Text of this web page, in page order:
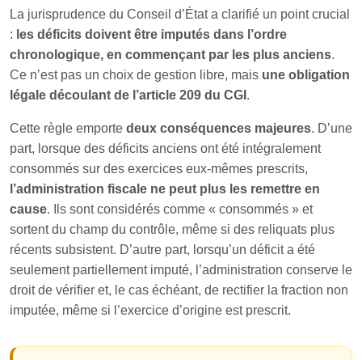
La jurisprudence du Conseil d’État a clarifié un point crucial
: les déficits doivent être imputés dans l’ordre
chronologique, en commençant par les plus anciens.
Ce n’est pas un choix de gestion libre, mais une obligation
légale découlant de l’article 209 du CGI .
Cette règle emporte deux conséquences majeures. D’une
part, lorsque des déficits anciens ont été intégralement
consommés sur des exercices eux‑mêmes prescrits,
l’administration fiscale ne peut plus les remettre en
cause. Ils sont considérés comme « consommés » et
sortent du champ du contrôle, même si des reliquats plus
récents subsistent. D’autre part, lorsqu’un déficit a été
seulement partiellement imputé, l’administration conserve le
droit de vérifier et, le cas échéant, de rectifier la fraction non
imputée, même si l’exercice d’origine est prescrit.